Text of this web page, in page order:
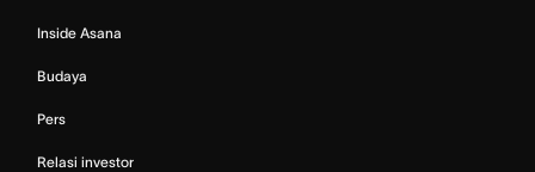
Inside Asana
Budaya
Pers
Relasi investor